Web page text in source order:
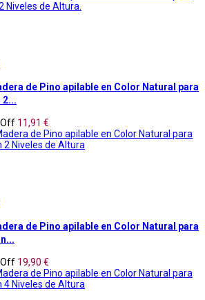
de Pino apilable en Color Natural para
2...
Off 11,91 €
de Pino apilable en Color Natural para
Off 19,90 €